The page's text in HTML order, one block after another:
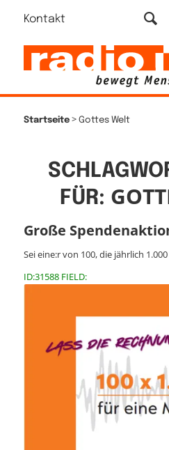
Kontakt
Startseite> Gottes Welt
FÜR:
Große
Sei eine:r von 100, die jährlich
ID:31588 FIELD: